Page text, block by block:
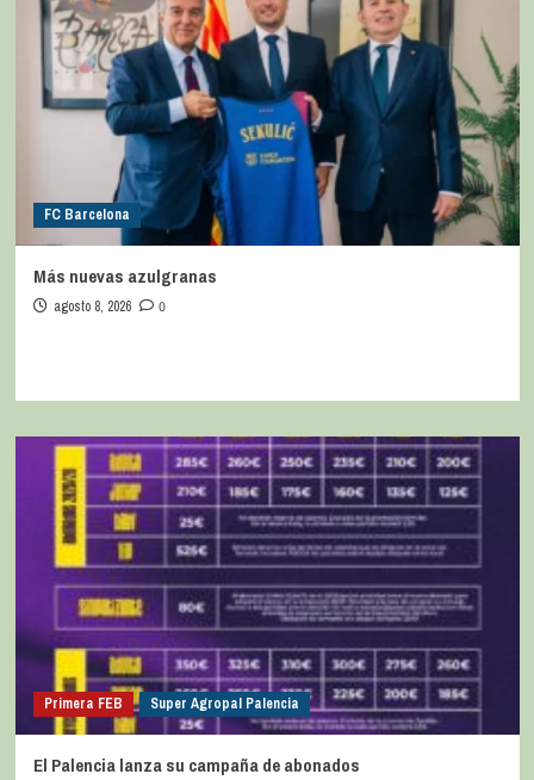
FC Barcelona
Más nuevas azulgranas
agosto 8, 2026 0
Primera FEB Super Agropal Palencia
El Palencia lanza su campaña de abonados